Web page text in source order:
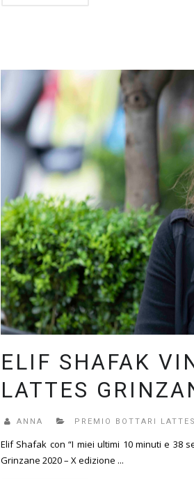
ELIF SHAFAK
LATTES
ANNA PREMIO BOTTARI
Elif Shafak con “I miei ultimi 10 minuti e 38
Grinzane 2020 – X edizione ...